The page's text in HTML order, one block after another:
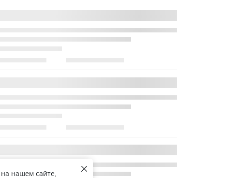
на нашем сайте,